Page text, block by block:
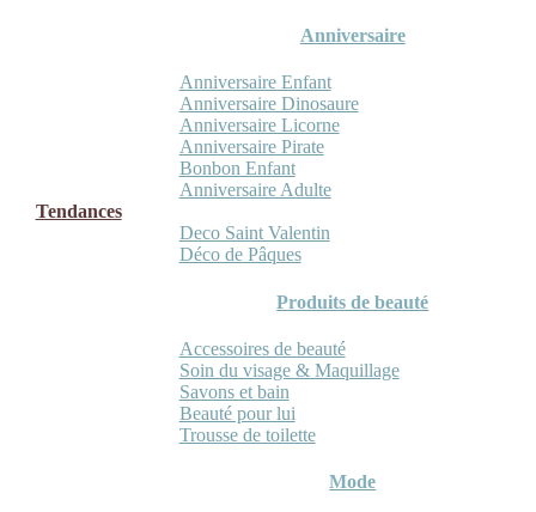
Anniversaire
Anniversaire Enfant
Anniversaire Dinosaure
Anniversaire Licorne
Anniversaire Pirate
Bonbon Enfant
Anniversaire Adulte
Tendances
Deco Saint Valentin
Déco de Pâques
Produits de beauté
Accessoires de beauté
Soin du visage & Maquillage
Savons et bain
Beauté pour lui
Trousse de toilette
Mode